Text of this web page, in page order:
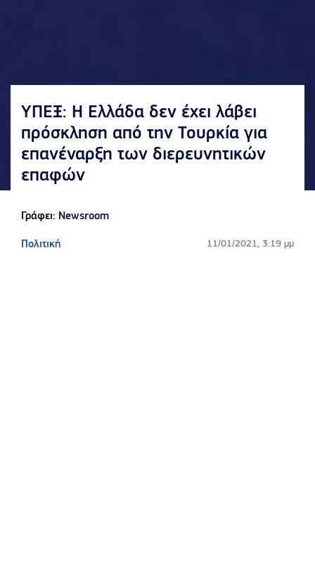
ΥΠΕΞ: Η Ελλάδα δεν έχει λάβει
πρόσκληση από την Τουρκία για
επανέναρξη των διερευνητικών
επαφών
Γράφει: Newsroom
Πολιτική 11/01/2021, 3:19 μμ